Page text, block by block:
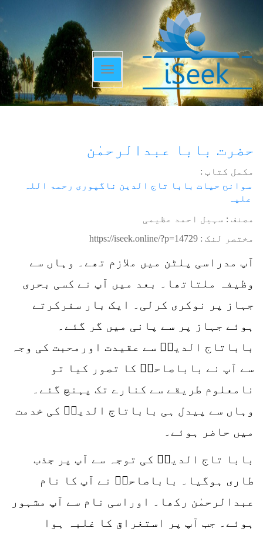
Toggle
navigation
حضرت بابا عبدالرحمٰن
مکمل کتاب :
سوانح حیات بابا تاج الدین ناگپوری رحمۃ اللہ
علیہ
مصنف : سہیل احمد عظیمی
مختصر لنک : https://iseek.online/?p=14729
آپ مدراسی پلٹن میں ملازم تھے۔ وہاں سے
وظیفہ ملتاتھا۔ بعد میں آپ نے کسی بحری
جہاز پر نوکری کرلی۔ ایک بار سفرکرتے
ہوئے جہاز پر سے پانی میں گر گئے۔
باباتاج الدینؒ سے عقیدت اورمحبت کی وجہ
سے آپ نے باباصاحبؒ کا تصور کیا تو
نامعلوم طریقے سے کنارے تک پہنچ گئے۔
وہاں سے پیدل ہی باباتاج الدینؒ کی خدمت
میں حاضر ہوئے۔
بابا تاج الدینؒ کی توجہ سے آپ پر جذب
طاری ہوگیا۔ باباصاحبؒ نے آپ کا نام
عبدالرحمٰن رکھا۔ اوراسی نام سے آپ مشہور
ہوئے۔ جب آپ پر استغراق کا غلبہ ہوا